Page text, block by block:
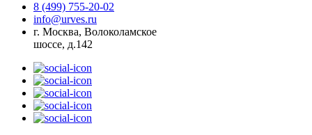
8 (499) 755-20-02
info@urves.ru
г. Москва, Волоколамское
шоссе, д.142